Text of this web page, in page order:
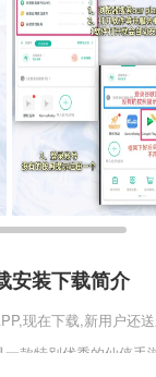
安装下载简介
现在下载,新用户还
款特别优秀的仙侠手